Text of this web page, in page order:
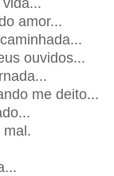
amor...
ouvidos...
me deito...
mal.